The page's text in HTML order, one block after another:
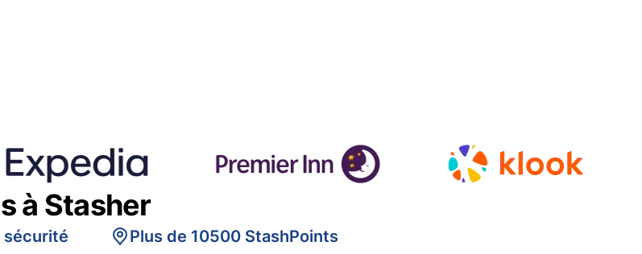
à Stasher
sécurité Plus de 10500 StashPoints